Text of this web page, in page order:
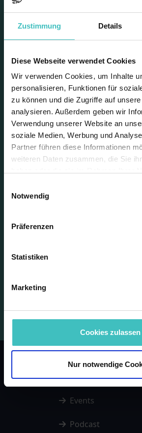
Zustimmung Details
Diese Webseite verwendet Cookies
Wir verwenden Cookies, um Inhalte
personalisieren, Funktionen für
zu können und die Zugriffe auf
analysieren. Außerdem geben wir
Verwendung unserer Website an
soziale Medien, Werbung und
Partner führen diese Informationen
weiteren Daten zusammen, die Sie
unsererDatenschutzerklärung
Notwendig
Präferenzen
Statistiken
Marketing
Cookies zulassen
Nur notwendige
Video starten
Vielfalt dieser
Spirituose
Du wolltest schon immer mehr
erfahren? Jan und Daniel
sehr unterschiedlichen
gemacht wird, wie er ausgebaut
und was für eine breite Aromen-
Spirituose zu bieten hat. Zum
Daniel noch einen leckeren
Referenten: Jan Gostanian,
CHEFS CULINAR & Daniel Kimm,
Startseite
Events
Podcast